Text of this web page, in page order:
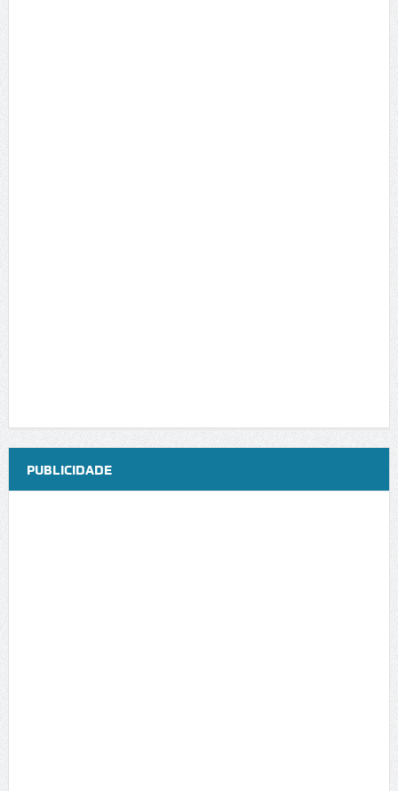
PUBLICIDADE